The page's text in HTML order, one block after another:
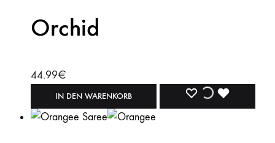
Orchid
44.99€
IN DEN WARENKORB WISHLISTWISHLIST